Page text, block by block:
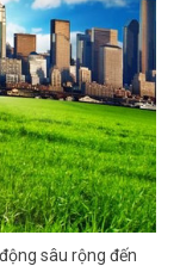
sâu rộng đến